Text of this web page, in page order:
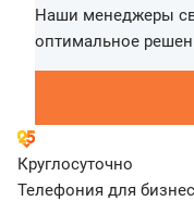
Наши менеджеры
оптимальное
Круглосуточно
Телефония для